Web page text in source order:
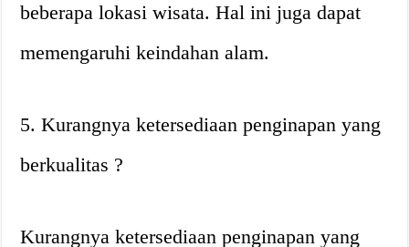
beberapa lokasi wisata. Hal ini juga dapat
memengaruhi keindahan alam.
5. Kurangnya ketersediaan penginapan yang
berkualitas ?
Kurangnya ketersediaan penginapan yang